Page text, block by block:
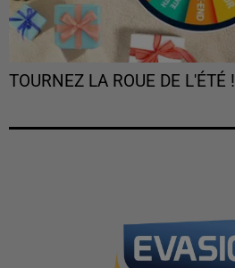
TOURNEZ LA ROUE DE L'ÉTÉ !